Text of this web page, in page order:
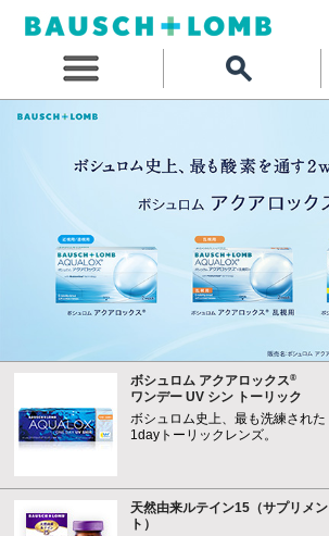
ボシュロム アクアロックス®
ワンデー UV シン トーリック
ボシュロム史上、最も洗練された
1dayトーリックレンズ。
天然由来ルテイン15（サプリメン
ト）